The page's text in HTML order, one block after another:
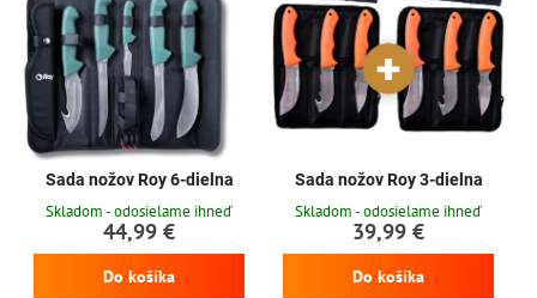
Sada nožov Roy 6-dielna
Skladom - odosielame ihneď
44,99 €
Do košíka
Sada nožov Roy 3-dielna
Skladom - odosielame ihneď
39,99 €
Do košíka